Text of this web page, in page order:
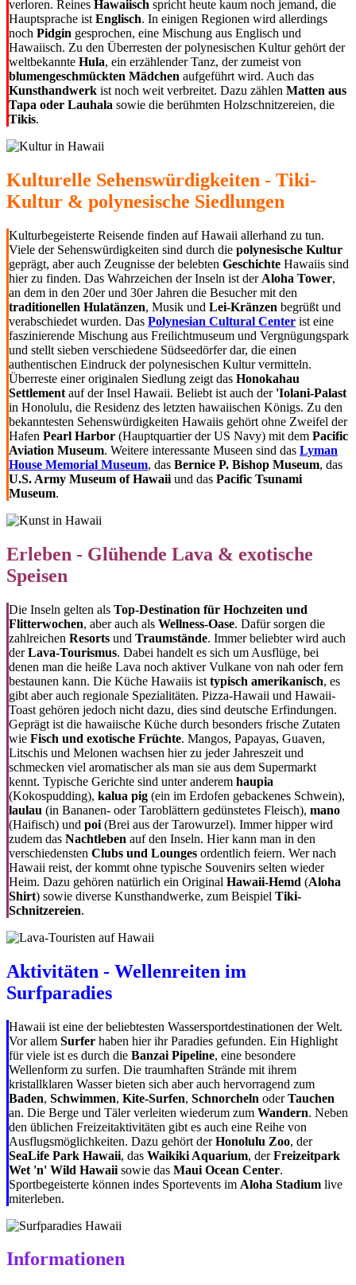
verloren. Reines Hawaiisch spricht heute kaum noch jemand, die
Hauptsprache ist Englisch. In einigen Regionen wird allerdings
noch Pidgin gesprochen, eine Mischung aus Englisch und
Hawaiisch. Zu den Überresten der polynesischen Kultur gehört der
weltbekannte Hula, ein erzählender Tanz, der zumeist von
blumengeschmückten Mädchen aufgeführt wird. Auch das
Kunsthandwerk ist noch weit verbreitet. Dazu zählen Matten aus
Tapa oder Lauhala sowie die berühmten Holzschnitzereien, die
Tikis.
Kulturelle Sehenswürdigkeiten - Tiki-
Kultur & polynesische Siedlungen
Kulturbegeisterte Reisende finden auf Hawaii allerhand zu tun.
Viele der Sehenswürdigkeiten sind durch die polynesische Kultur
geprägt, aber auch Zeugnisse der belebten Geschichte Hawaiis sind
hier zu finden. Das Wahrzeichen der Inseln ist der Aloha Tower,
an dem in den 20er und 30er Jahren die Besucher mit den
traditionellen Hulatänzen, Musik und Lei-Kränzen begrüßt und
verabschiedet wurden. Das Polynesian Cultural Center ist eine
faszinierende Mischung aus Freilichtmuseum und Vergnügungspark
und stellt sieben verschiedene Südseedörfer dar, die einen
authentischen Eindruck der polynesischen Kultur vermitteln.
Überreste einer originalen Siedlung zeigt das Honokahau
Settlement auf der Insel Hawaii. Beliebt ist auch der 'Iolani-Palast
in Honolulu, die Residenz des letzten hawaiischen Königs. Zu den
bekanntesten Sehenswürdigkeiten Hawaiis gehört ohne Zweifel der
Hafen Pearl Harbor (Hauptquartier der US Navy) mit dem Pacific
Aviation Museum. Weitere interessante Museen sind das Lyman
House Memorial Museum, das Bernice P. Bishop Museum, das
U.S. Army Museum of Hawaii und das Pacific Tsunami
Museum.
Erleben - Glühende Lava & exotische
Speisen
Die Inseln gelten als Top-Destination für Hochzeiten und
Flitterwochen, aber auch als Wellness-Oase. Dafür sorgen die
zahlreichen Resorts und Traumstände. Immer beliebter wird auch
derLava-Tourismus. Dabei handelt es sich um Ausflüge, bei
denen man die heiße Lava noch aktiver Vulkane von nah oder fern
bestaunen kann. Die Küche Hawaiis ist typisch amerikanisch, es
gibt aber auch regionale Spezialitäten. Pizza-Hawaii und Hawaii-
Toast gehören jedoch nicht dazu, dies sind deutsche Erfindungen.
Geprägt ist die hawaiische Küche durch besonders frische Zutaten
wie Fisch und exotische Früchte. Mangos, Papayas, Guaven,
Litschis und Melonen wachsen hier zu jeder Jahreszeit und
schmecken viel aromatischer als man sie aus dem Supermarkt
kennt. Typische Gerichte sind unter anderem haupia
(Kokospudding), kalua pig (ein im Erdofen gebackenes Schwein),
laulau (in Bananen- oder Taroblättern gedünstetes Fleisch), mano
(Haifisch) und poi (Brei aus der Tarowurzel). Immer hipper wird
zudem das Nachtleben auf den Inseln. Hier kann man in den
verschiedensten Clubs und Lounges ordentlich feiern. Wer nach
Hawaii reist, der kommt ohne typische Souvenirs selten wieder
Heim. Dazu gehören natürlich ein Original Hawaii-Hemd (Aloha
Shirt) sowie diverse Kunsthandwerke, zum Beispiel Tiki-
Schnitzereien.
Aktivitäten - Wellenreiten im
Surfparadies
Hawaii ist eine der beliebtesten Wassersportdestinationen der Welt.
Vor allem Surfer haben hier ihr Paradies gefunden. Ein Highlight
für viele ist es durch die Banzai Pipeline, eine besondere
Wellenform zu surfen. Die traumhaften Strände mit ihrem
kristallklaren Wasser bieten sich aber auch hervorragend zum
Baden, Schwimmen, Kite-Surfen, Schnorcheln oderTauchen
an. Die Berge und Täler verleiten wiederum zum Wandern. Neben
den üblichen Freizeitaktivitäten gibt es auch eine Reihe von
Ausflugsmöglichkeiten. Dazu gehört derHonolulu Zoo, der
SeaLife Park Hawaii, das Waikiki Aquarium, derFreizeitpark
Wet 'n' Wild Hawaii sowie das Maui Ocean Center.
Sportbegeisterte können indes Sportevents im Aloha Stadium live
miterleben.
Informationen